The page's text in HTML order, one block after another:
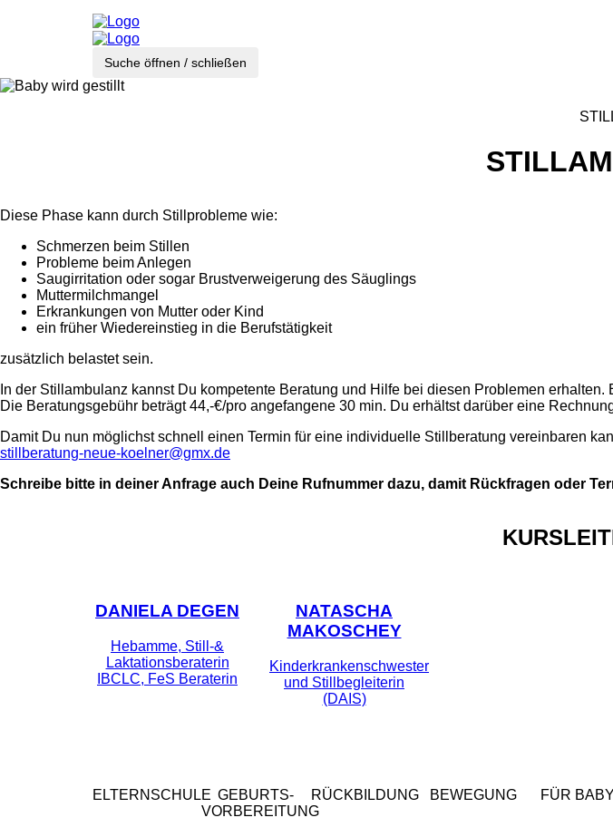
Suche öffnen / schließen
Diese Phase kann durch Stillprobleme wie:
Schmerzen beim Stillen
Probleme beim Anlegen
Saugirritation oder sogar Brustverweigerung des Säuglings
Muttermilchmangel
Erkrankungen von Mutter oder Kind
ein früher Wiedereinstieg in die Berufstätigkeit
zusätzlich belastet sein.
In der Stillambulanz kannst Du kompetente Beratung und Hilfe bei diesen Problemen
Die Beratungsgebühr beträgt 44,-€/pro angefangene 30 min. Du erhältst darüber eine
Damit Du nun möglichst schnell einen Termin für eine individuelle Stillberatung vereinbaren
stillberatung-neue-koelner@gmx.de
Schreibe bitte in deiner Anfrage auch Deine Rufnummer dazu, damit Rückfragen oder
DANIELA DEGEN
Hebamme, Still-&
Laktationsberaterin
IBCLC, FeS Beraterin
NATASCHA
MAKOSCHEY
Kinderkrankenschwester
und Stillbegleiterin
(DAIS)
ELTERNSCHULE GEBURTS-
VORBEREITUNG
RÜCKBILDUNG BEWEGUNG FÜR